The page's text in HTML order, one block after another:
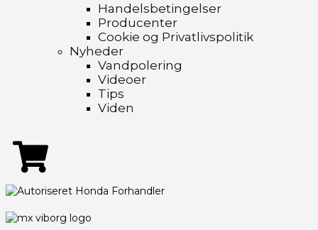
Handelsbetingelser
Producenter
Cookie og Privatlivspolitik
Nyheder
Vandpolering
Videoer
Tips
Viden